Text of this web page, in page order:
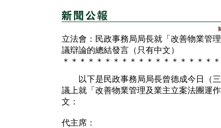
立法會：民政事務局局長就「改善物業管
議辯論的總結發言（只有中文）
＊＊＊＊＊＊＊＊＊＊＊＊＊＊＊＊＊＊
以下是民政事務局局長曾德成今日（三
議上就「改善物業管理及業主立案法團運
文：
代主席：